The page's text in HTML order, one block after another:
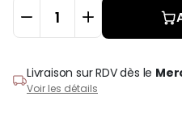
Livraison sur RDVdès le
Voir les détails